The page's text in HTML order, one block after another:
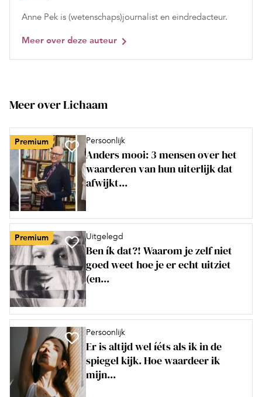
Anne Pek is (wetenschaps)journalist en eindredacteur.
Meer over deze auteur
Meer over Lichaam
Premium Persoonlijk
Anders mooi: 3 mensen over het
waarderen van hun uiterlijk dat
afwijkt...
Premium Uitgelegd
Ben ík dat?! Waarom je zelf niet
goed weet hoe je er echt uitziet
(en...
Persoonlijk
Er is altijd wel íéts als ik in de
spiegel kijk. Hoe waardeer ik
mijn...